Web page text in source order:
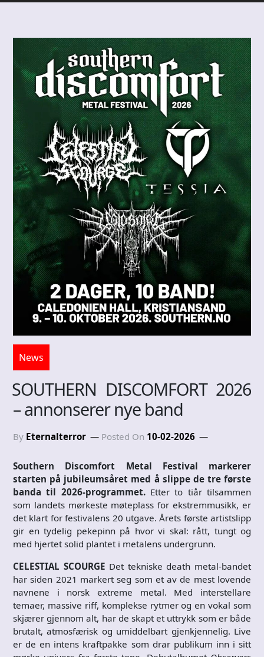
News
SOUTHERN DISCOMFORT 2026
– annonserer nye band
By Eternalterror Posted On 10-02-2026
Southern Discomfort Metal Festival markerer
starten på jubileumsåret med å slippe de tre første
banda til 2026‑programmet.Etter to tiår tilsammen
som landets mørkeste møteplass for ekstremmusikk, er
det klart for festivalens 20 utgave. Årets første artistslipp
gir en tydelig pekepinn på hvor vi skal: rått, tungt og
med hjertet solid plantet i metalens undergrunn.
CELESTIAL SCOURGE Det tekniske death metal-bandet
har siden 2021 markert seg som et av de mest lovende
navnene i norsk extreme metal. Med interstellare
temaer, massive riff, komplekse rytmer og en vokal som
skjærer gjennom alt, har de skapt et uttrykk som er både
brutalt, atmosfærisk og umiddelbart gjenkjennelig. Live
er de en intens kraftpakke som drar publikum inn i sitt